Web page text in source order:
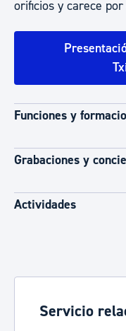
orificios y carece
Funciones y
Grabaciones y
Actividades
Servicio